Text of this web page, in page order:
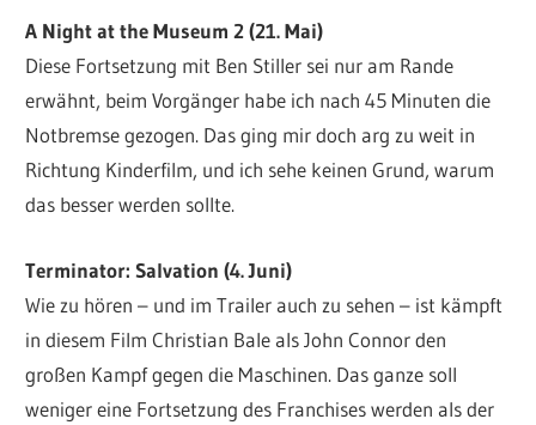
A Night at the Museum 2 (21. Mai)
Diese Fortsetzung mit Ben Stiller sei nur am Rande
erwähnt, beim Vorgänger habe ich nach 45 Minuten die
Notbremse gezogen. Das ging mir doch arg zu weit in
Richtung Kinderfilm, und ich sehe keinen Grund, warum
das besser werden sollte.
Terminator: Salvation (4. Juni)
Wie zu hören – und im Trailer auch zu sehen – ist kämpft
in diesem Film Christian Bale als John Connor den
großen Kampf gegen die Maschinen. Das ganze soll
weniger eine Fortsetzung des Franchises werden als der